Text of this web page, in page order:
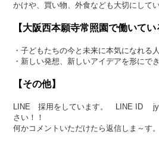
かけや、買い物、外食なども大切にしてい
【大阪西本願寺常照園で働いてい
・子どもたちの今と未来に本気になれる人
・新しい発想、新しいアイデアを形にで
【その他】
LINE 採用をしています。 LINE ID
さい！！
何かコメントいただけたら返信しま～す。